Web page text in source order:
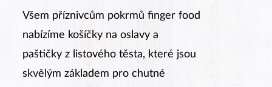
Všem příznivcům pokrmů finger food
nabízíme košíčky na oslavy a
paštičky z listového těsta, které jsou
skvělým základem pro chutné